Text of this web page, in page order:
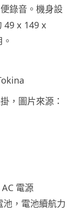
錄音。機身設
49 x 149 x
，圖片來源：
電源
池，電池續航力